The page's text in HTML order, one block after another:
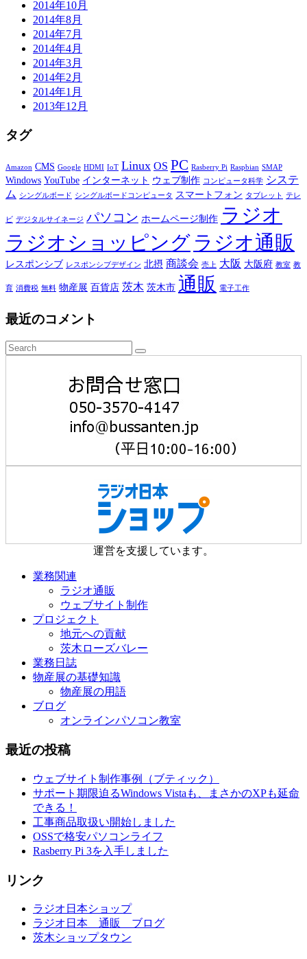
2014年10月
2014年8月
2014年7月
2014年4月
2014年3月
2014年2月
2014年1月
2013年12月
タグ
Amazon CMS Google HDMI IoT Linux OS PC Rasberry Pi Raspbian SMAP
Windows YouTube インターネット ウェブ制作 コンピュータ科学 システ
ム
シングルボード シングルボードコンピュータ スマートフォン タブレット テレ
ビ デジタルサイネージ パソコン ホームページ制作 ラジオ
ラジオショッピング ラジオ通販
レスポンシブ レスポンシブデザイン 北摂 商談会 売上 大阪 大阪府 教室 教
育 消費税 無料 物産展 百貨店 茨木 茨木市 通販 電子工作
最近のコメント
運営を支援しています。
業務関連
ラジオ通販
ウェブサイト制作
プロジェクト
地元への貢献
茨木ローズバレー
業務日誌
物産展の基礎知識
物産展の用語
ブログ
オンラインパソコン教室
最近の投稿
ウェブサイト制作事例（ブティック）
サポート期限迫るWindows Vistaも、まさかのXPも延命
できる！
工事商品取扱い開始しました
OSSで格安パソコンライフ
Rasberry Pi 3を入手しました
リンク
ラジオ日本ショップ
ラジオ日本 通販 ブログ
茨木ショップタウン